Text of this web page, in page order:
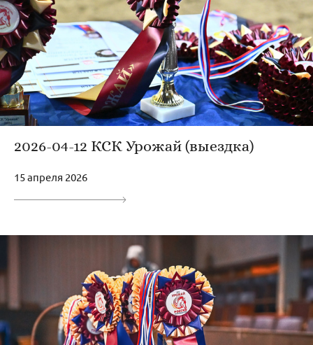
2026-04-12 КСК Урожай (выездка)
15 апреля 2026